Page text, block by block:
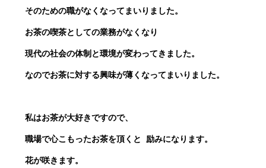
そのための職がなくなってまいりました。
お茶の喫茶としての業務がなくなり
現代の社会の体制と環境が変わってきました。
なのでお茶に対する興味が薄くなってまいりました。
私はお茶が大好きですので、
職場で心こもったお茶を頂くと 励みになります。
花が咲きます。